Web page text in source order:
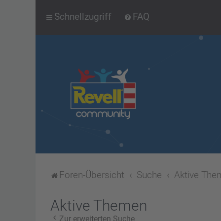
Schnellzugriff FAQ
Foren-Übersicht Suche Aktive
Aktive Themen
Zur erweiterten Suche